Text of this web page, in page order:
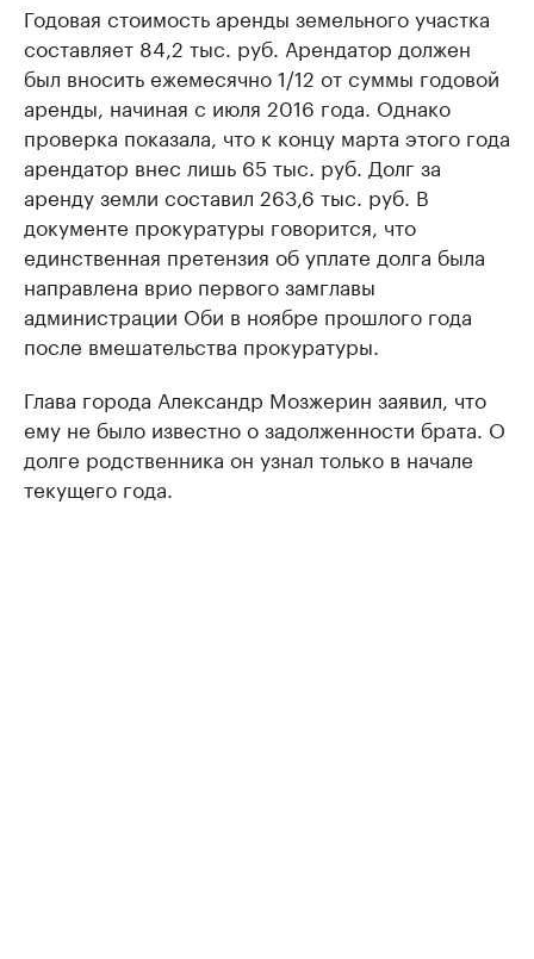
Годовая стоимость аренды земельного участка
составляет 84,2 тыс. руб. Арендатор должен
был вносить ежемесячно 1/12 от суммы годовой
аренды, начиная с июля 2016 года. Однако
проверка показала, что к концу марта этого года
арендатор внес лишь 65 тыс. руб. Долг за
аренду земли составил 263,6 тыс. руб. В
документе прокуратуры говорится, что
единственная претензия об уплате долга была
направлена врио первого замглавы
администрации Оби в ноябре прошлого года
после вмешательства прокуратуры.
Глава города Александр Мозжерин заявил, что
ему не было известно о задолженности брата. О
долге родственника он узнал только в начале
текущего года.